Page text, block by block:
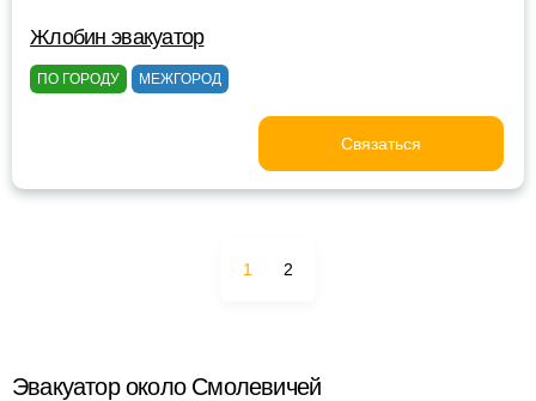
Жлобин эвакуатор
ПО ГОРОДУ МЕЖГОРОД
Связаться
1 2
Эвакуатор около Смолевичей